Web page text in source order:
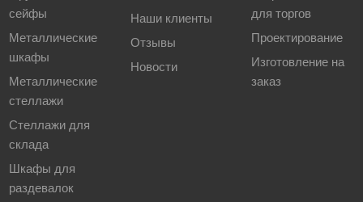
сейфы
Металлические
шкафы
Металлические
стеллажи
Стеллажи для
склада
Шкафы для
раздевалок
Наши клиенты
Отзывы
Новости
для торгов
Проектирование
Изготовление на
заказ